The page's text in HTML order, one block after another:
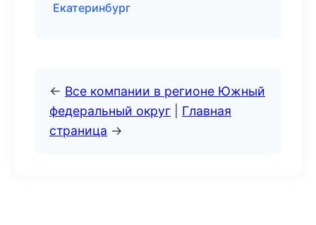
Екатеринбург
← Все компании в регионе Южный
федеральный округ
Главная
страница →